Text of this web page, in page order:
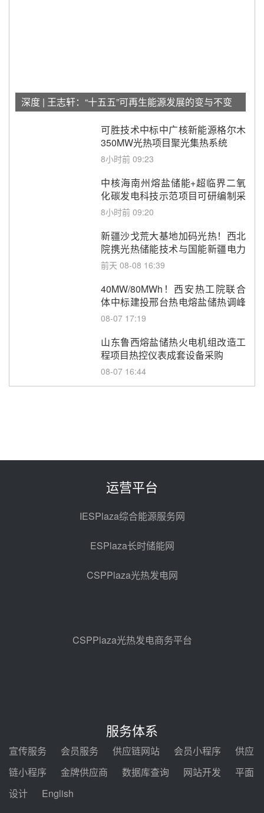
深度 | 王志轩：“十五五”可再生能源发展的变与不变
可胜技术中标中广核新能源格尔木
350MW光热项目聚光集热系统
8小时前 09:23
中核海南州熔盐储能+超临界二氧
化碳发电科技示范项目可研编制采
购
8小时前 09:20
新疆沙戈荒大基地加码光热！西北
院携光热储能技术与国能新疆电力
深化战略合作
前天 08-08 16:39
40MW/80MWh！西安热工院联合
体中标建投邢台热电熔盐储热调峰
调频改造EPC项目
08-07 17:19
山东鲁西熔盐储热火电机组改造工
程项目热控仪表成套设备采购
08-07 16:44
组电加热熔盐储能提升机组灵活性
采购
120MW级高导热空冷发电机通过
华电科工金源华电淄博熔盐储热项
目熔盐储罐采购
08-06 11:47
08-06 10:49
热发电工程EPC总承包项目熔盐截
止阀、熔盐三偏心蝶阀采购
昊森机电中标新疆华电天山北麓基
地100MW光热发电工程EPC总承
运营平台
IESPlaza综合能源服务网
ESPlaza长时储能网
CSPPlaza光热发电网
CSPPlaza光热发电商务平台
服务体系
宣传服务 会员服务 供应链网站 会员小程序
供应
链小程序
金牌供应商 数据库查询 网站开发
平面
设计
English